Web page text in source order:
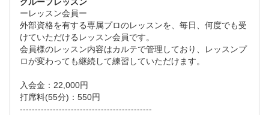
丁寧に指導いたします。
●レッスンタイムスケジュール(各55分)
火曜～木曜
①10:00～　②11:00～　③12:00～　④14:00～　⑤15:
00～　⑥16:00～　⑦18:00～　⑧19:00～　⑨20:00～
土日祝
①9:00～　②10:00～　③11:00～　④13:00～　⑤14:0
グループレッスン
ーレッスン会員ー
外部資格を有する専属プロのレッスンを、毎日、何度でも受
けていただけるレッスン会員です。
会員様のレッスン内容はカルテで管理しており、レッスンプ
ロが変わっても継続して練習していただけます。
入会金：22,000円
打席料(55分)：550円
--------------------------------------------